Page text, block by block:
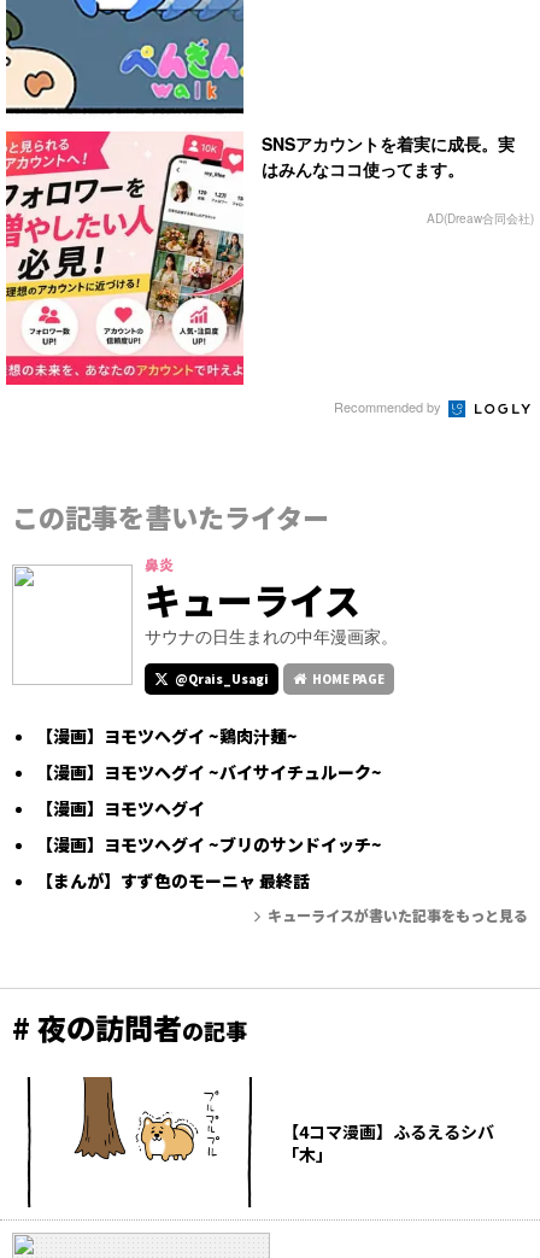
SNSアカウントを着実に成長。実
はみんなココ使ってます。
AD(Dreaw合同会社)
Recommended by
この記事を書いたライター
鼻炎
キューライス
サウナの日生まれの中年漫画家。
@Qrais_Usagi HOME PAGE
【漫画】ヨモツヘグイ ~鶏肉汁麺~
【漫画】ヨモツヘグイ ~バイサイチュルーク~
【漫画】ヨモツヘグイ
【漫画】ヨモツヘグイ ~ブリのサンドイッチ~
【まんが】すず色のモーニャ 最終話
キューライスが書いた記事をもっと見る
# 夜の訪問者の記事
【4コマ漫画】ふるえるシバ
「木」